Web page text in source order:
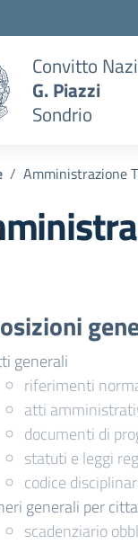
Convitto
G. Piazzi
Sondrio
Amministrazione
generali
riferimenti
atti
documenti di
statuti e leggi
codice
generali per
scadenziario